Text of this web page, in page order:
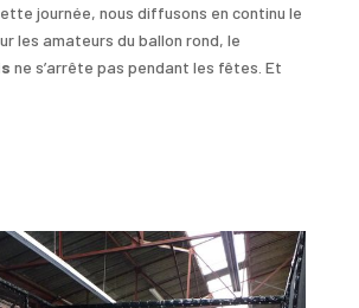
journée, nous diffusons en continu le
les amateurs du ballon rond, le
ne s’arrête pas pendant les fêtes. Et